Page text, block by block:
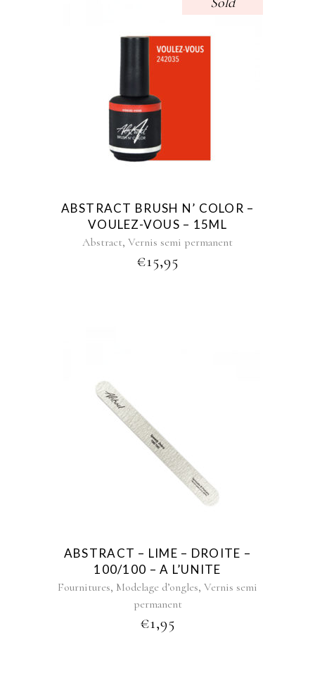
ABSTRACT BRUSH N’ COLOR –
VOULEZ-VOUS – 15ML
Abstract, Vernis semi permanent
€15,95
ABSTRACT – LIME – DROITE –
100/100 – A L’UNITE
Fournitures, Modelage d’ongles, Vernis semi
permanent
€1,95